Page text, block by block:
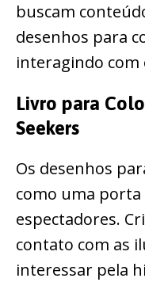
buscam
desenhos para
interagindo com
Livro para
Seekers
Os desenhos
como uma
espectadores.
contato com as
interessar pela